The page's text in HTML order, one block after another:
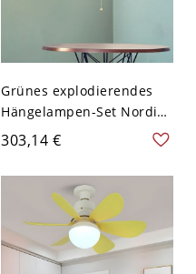
Grünes explodierendes
Hängelampen-Set Nordic,
1-flammige Decken-
Pendelleuchte aus
Kunststoff für Esszimmer
303,14 €